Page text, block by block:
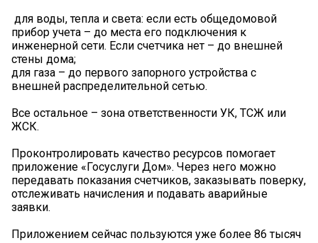
️ для воды, тепла и света: если есть общедомовой
прибор учета – до места его подключения к
инженерной сети. Если счетчика нет – до внешней
стены дома;
️для газа – до первого запорного устройства с
внешней распределительной сетью.
Все остальное – зона ответственности УК, ТСЖ или
ЖСК.
Проконтролировать качество ресурсов помогает
приложение «Госуслуги Дом». Через него можно
передавать показания счетчиков, заказывать поверку,
отслеживать начисления и подавать аварийные
заявки.
Приложением сейчас пользуются уже более 86 тысяч